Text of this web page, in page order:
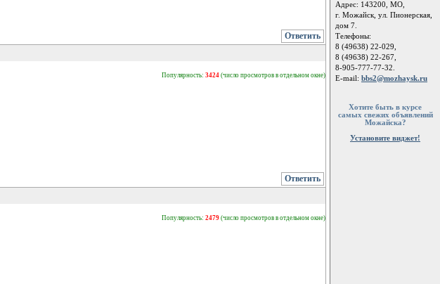
Ответить
Популярность: 3424 (число просмотров в отдельном окне)
Ответить
Популярность: 2479 (число просмотров в отдельном окне)
Адрес: 143200, МО,
г. Можайск, ул. Пионерская,
дом 7.
Телефоны:
8 (49638) 22-029,
8 (49638) 22-267,
8-905-777-77-32.
E-mail: bbs2@mozhaysk.ru
Хотите быть в курсе
самых свежих объявлений
Можайска?
Установите виджет!